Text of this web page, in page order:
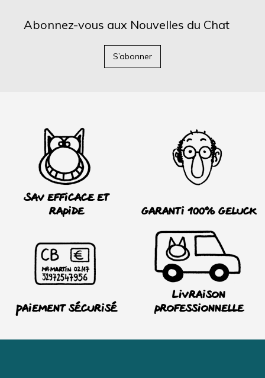
Abonnez-vous aux Nouvelles du Chat
S’abonner
SAV efficace et
rapide
Garanti 100% Geluck
Paiement sécurisé
Livraison
professionnelle